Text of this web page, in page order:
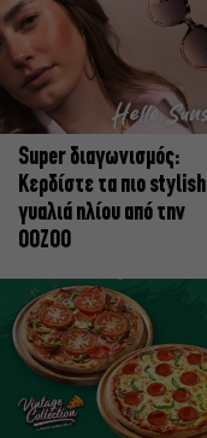
Super διαγωνισμός:
Κερδίστε τα πιο stylish
γυαλιά ηλίου από την
OOZOO